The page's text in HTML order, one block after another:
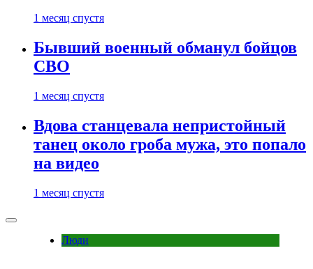
1 месяц спустя
Бывший военный обманул бойцов
СВО
1 месяц спустя
Вдова станцевала непристойный
танец около гроба мужа, это попало
на видео
1 месяц спустя
Люди